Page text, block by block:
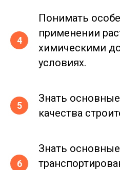
Понимать
применении
химическими
условиях.
Знать
качества
Знать